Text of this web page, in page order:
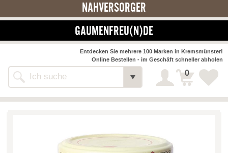
NAHVERSORGER
GAUMENFREU(N)DE
Alle Webseiten
Entdecken Sie mehrere 100 Marken in Kremsmünster!
Online Bestellen - im Geschäft schneller abholen
0
NAHVERSORGER
>> Bauernmarkt << Detail
Bäckerei-Konditorei-Café
Fleischerei Hüthmayr Detail